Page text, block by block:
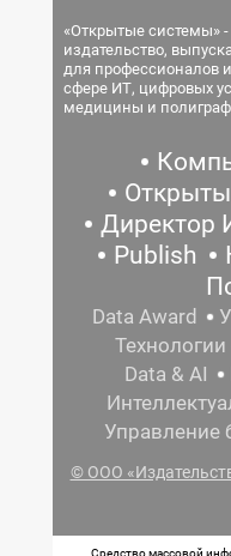
«Открытые системы»
издательство,
для профессионалов
сфере ИТ, цифровых
медицины и
Директор
Publish
Data Award
Data & AI
Управление
© ООО
Средство массовой